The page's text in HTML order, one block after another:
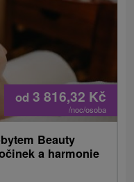
od 3 816,32 Kč
/noc/osoba
Beauty
a harmonie